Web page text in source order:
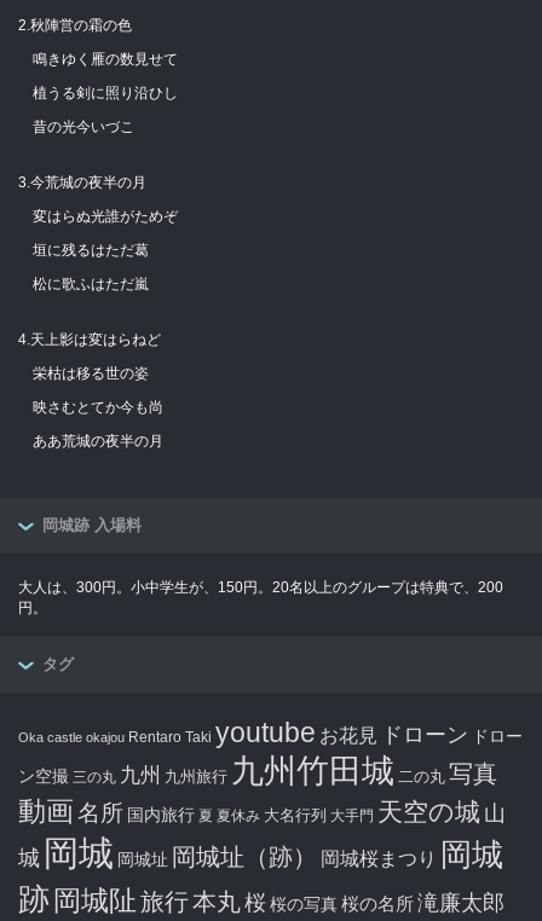
2.秋陣営の霜の色
鳴きゆく雁の数見せて
植うる剣に照り沿ひし
昔の光今いづこ
3.今荒城の夜半の月
変はらぬ光誰がためぞ
垣に残るはただ葛
松に歌ふはただ嵐
4.天上影は変はらねど
栄枯は移る世の姿
映さむとてか今も尚
ああ荒城の夜半の月
岡城跡 入場料
大人は、300円。小中学生が、150円。20名以上のグループは特典で、200
円。
タグ
Oka castle okajou Rentaro Taki youtube お花見 ドローン ドロー
ン空撮 三の丸 九州 九州旅行 九州竹田城 二の丸 写真
動画名所 国内旅行 夏 夏休み 大名行列 大手門 天空の城 山
城 岡城 岡城址 岡城址（跡） 岡城桜まつり
岡城
跡 岡城阯旅行本丸桜桜の写真桜の名所滝廉太郎